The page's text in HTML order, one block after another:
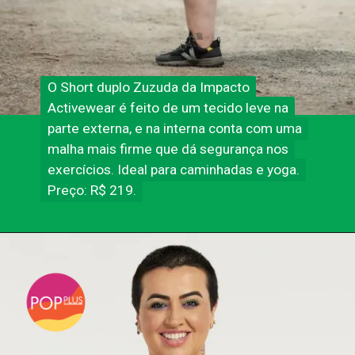
O Short duplo Zuzuda da Impacto
Activewear é feito de um tecido leve na
parte externa, e na interna conta com uma
malha mais firme que dá segurança nos
exercícios. Ideal para caminhadas e yoga.
Preço: R$ 219.
O Short duplo Zuzuda da Impacto
Activewear é feito de um tecido leve na
parte externa, e na interna conta com uma
malha mais firme que dá segurança nos
exercícios. Ideal para caminhadas e yoga.
Preço: R$ 219.